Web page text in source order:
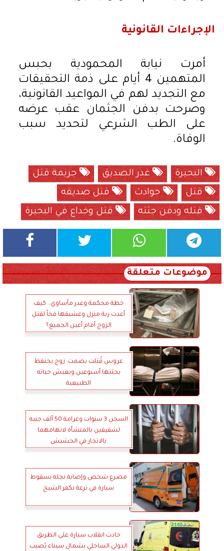
الإجراءات القانونية
أمرت نيابة المحمودية بحبس
المتهمين 4 أيام على ذمة التحقيقات
مع التجديد لهم في المواعيد القانونية،
وصرحت بدفن الجثمان عقب عرضه
على الطب الشرعي لتحديد سبب
الوفاة.
البحيرة غدر الصديق
جريمة قتل
قتل
حوادث
قتل صديقه
قتله ودفن جثته
قتل وخداع في البحيرة
موضوعات متعلقة
خطة محكمة وغدر مأساوي.. كيف
أعدت ربة منزل وعشيقها فخاً لقتل
الزوج أمام أعين الجميع؟
عروس قُتلت بصمت: زوج يحتفظ
بجثتها أسبوعين ويعيش حياته
الطبيعية
السجن 3 سنوات وغرامة 50 ألف جنيه
لشقيقين بالمنشأة لاتهامهما
بالاتجار في الحشيش
مصرع شخص وإصابة نجله بسقوط
سيارة في ترعة بكفر الشيخ
حادث انقلاب سيارة على الطريق
الدولي الساحلي بشمال سيناء يُصيب